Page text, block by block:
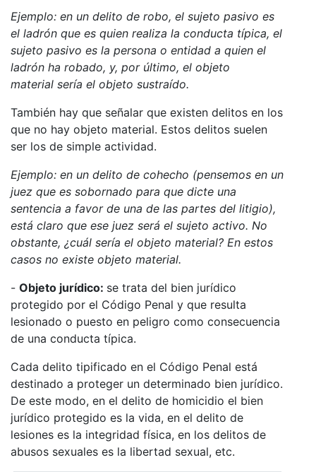
Ejemplo: en un delito de robo, el sujeto pasivo es
el ladrón que es quien realiza la conducta típica, el
sujeto pasivo es la persona o entidad a quien el
ladrón ha robado, y, por último, el objeto
material sería el objeto sustraído.
También hay que señalar que existen delitos en los
que no hay objeto material. Estos delitos suelen
ser los de simple actividad.
Ejemplo: en un delito de cohecho (pensemos en un
juez que es sobornado para que dicte una
sentencia a favor de una de las partes del litigio),
está claro que ese juez será el sujeto activo. No
obstante, ¿cuál sería el objeto material? En estos
casos no existe objeto material.
- Objeto jurídico: se trata del bien jurídico
protegido por el Código Penal y que resulta
lesionado o puesto en peligro como consecuencia
de una conducta típica.
Cada delito tipificado en el Código Penal está
destinado a proteger un determinado bien jurídico.
De este modo, en el delito de homicidio el bien
jurídico protegido es la vida, en el delito de
lesiones es la integridad física, en los delitos de
abusos sexuales es la libertad sexual, etc.